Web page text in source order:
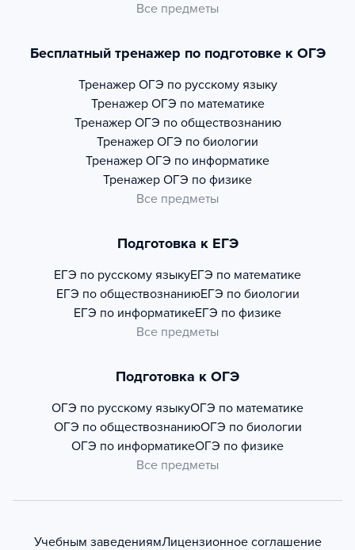
Все предметы
Бесплатный тренажер по подготовке к ОГЭ
Тренажер ОГЭ по русскому языку
Тренажер ОГЭ по математике
Тренажер ОГЭ по обществознанию
Тренажер ОГЭ по биологии
Тренажер ОГЭ по информатике
Тренажер ОГЭ по физике
Все предметы
Подготовка к ЕГЭ
ЕГЭ по русскому языкуЕГЭ по математике
ЕГЭ по обществознаниюЕГЭ по биологии
ЕГЭ по информатикеЕГЭ по физике
Все предметы
Подготовка к ОГЭ
ОГЭ по русскому языкуОГЭ по математике
ОГЭ по обществознаниюОГЭ по биологии
ОГЭ по информатикеОГЭ по физике
Все предметы
Учебным заведениямЛицензионное соглашение